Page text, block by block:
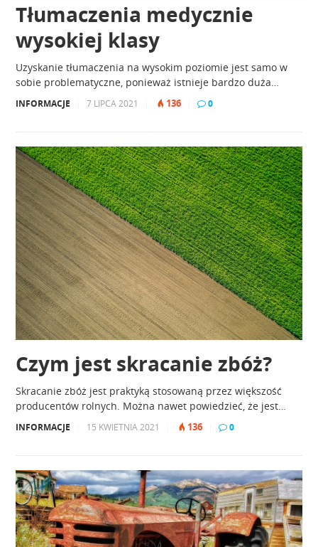
Tłumaczenia medycznie
wysokiej klasy
Uzyskanie tłumaczenia na wysokim poziomie jest samo w
sobie problematyczne, ponieważ istnieje bardzo duża…
INFORMACJE 7 LIPCA 2021 136 0
Czym jest skracanie zbóż?
Skracanie zbóż jest praktyką stosowaną przez większość
producentów rolnych. Można nawet powiedzieć, że jest…
INFORMACJE 15 KWIETNIA 2021 136 0